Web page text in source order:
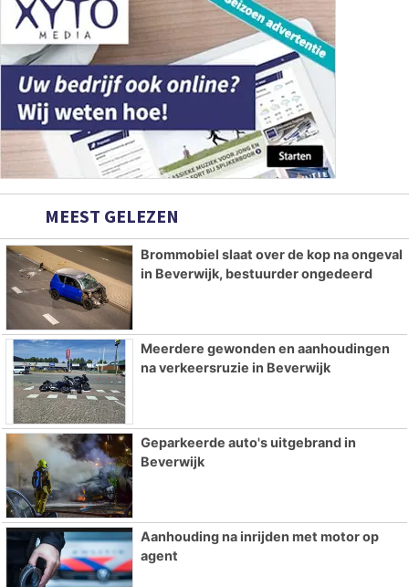
MEEST GELEZEN
Brommobiel slaat over de kop na ongeval
in Beverwijk, bestuurder ongedeerd
Meerdere gewonden en aanhoudingen
na verkeersruzie in Beverwijk
Geparkeerde auto's uitgebrand in
Beverwijk
Aanhouding na inrijden met motor op
agent